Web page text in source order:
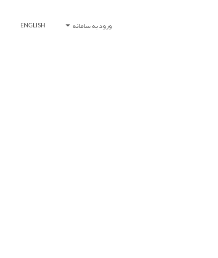
ورود به سامانه ENGLISH